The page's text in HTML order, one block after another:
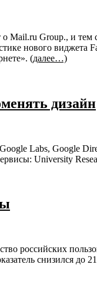
Mail.ru Group., и
нового
(далее…)
дизайн
Labs,
University
российских
снизился до